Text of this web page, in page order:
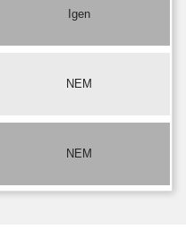
Igen
NEM
NEM